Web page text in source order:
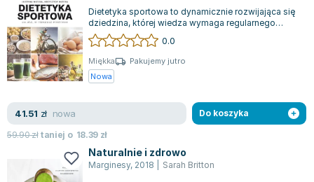
Marcin Kowalczyk
Piotr Zychowicz
Joanna Jabłczyńska
Piotr Kościelny
Jan Piński
Agata Passent
Michel Moran
Maciej Orłoś
Jo Nesbo
Dietetyka sportowa to dynamicznie rozwijająca się
dziedzina, której wiedza wymaga regularnego
aktualizowania. Książka autorstwa Ju...
0.0
Miękka
Pakujemy jutro
Nowa
41.51 zł nowa
59.90złtaniej o 18.39 zł
Do koszyka
Naturalnie i zdrowo
Marginesy, 2018 Sarah Britton